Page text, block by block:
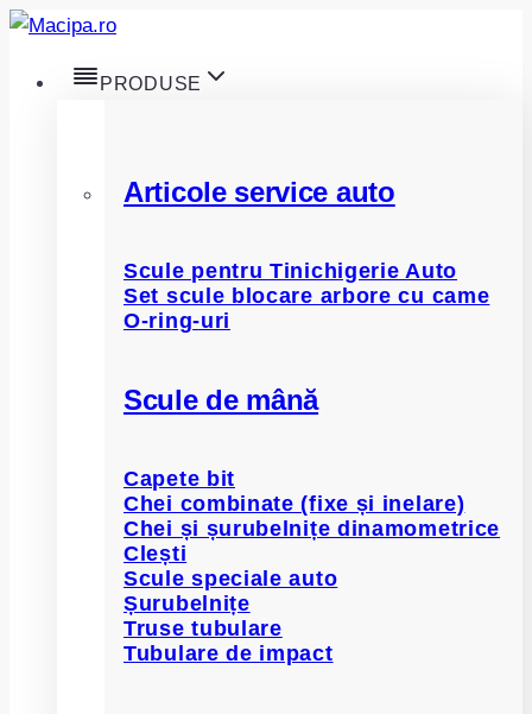
Skip
content
PRODUSE
Articole service auto
Scule pentru Tinichigerie Auto
Set scule blocare arbore cu came
O-ring-uri
Scule de mână
Capete bit
Chei combinate (fixe și inelare)
Chei și șurubelnițe dinamometrice
Clești
Scule speciale auto
Șurubelnițe
Truse tubulare
Tubulare de impact